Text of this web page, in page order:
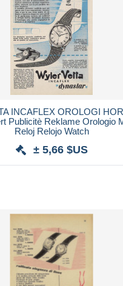
INCAFLEX OROLOGI
Publicitè Reklame Orologio
Reloj Relojo Watch
± 5,66 $US